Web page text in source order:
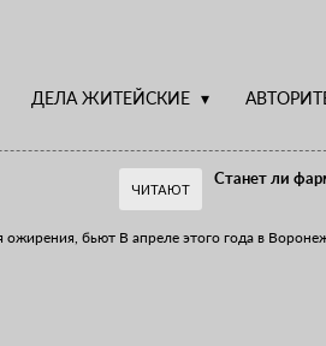
ДЕЛА ЖИТЕЙСКИЕ
ожирения, бьют
ЧИТАЮТ
Станет ли
В апреле этого года в